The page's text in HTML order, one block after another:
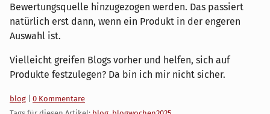
Bewertungsquelle hinzugezogen werden. Das passiert
natürlich erst dann, wenn ein Produkt in der engeren
Auswahl ist.
Vielleicht greifen Blogs vorher und helfen, sich auf
Produkte festzulegen? Da bin ich mir nicht sicher.
Kategorien:
blog
0 Kommentare